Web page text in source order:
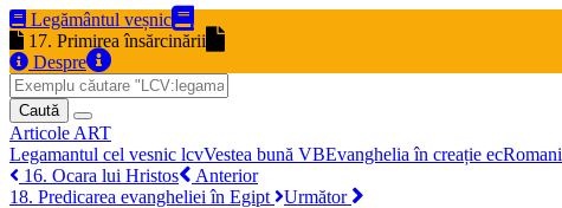
Legământul veșnic
17. Primirea însărcinării
Despre
Caută
Articole ART
Legamantul cel vesnic lcvVestea bună VBEvanghelia în creație ecRomani
16. Ocara lui Hristos
Anterior
18. Predicarea evangheliei în Egipt
Următor